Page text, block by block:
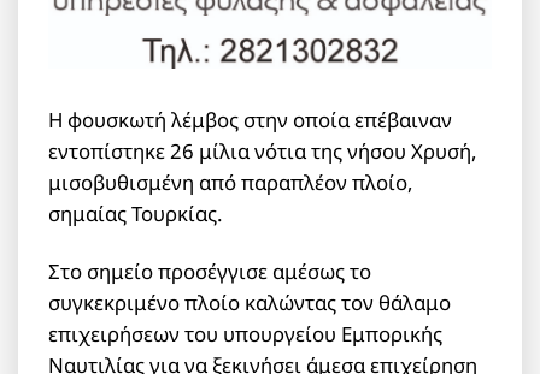
Η φουσκωτή λέμβος στην οποία επέβαιναν
εντοπίστηκε 26 μίλια νότια της νήσου Χρυσή,
μισοβυθισμένη από παραπλέον πλοίο,
σημαίας Τουρκίας.
Στο σημείο προσέγγισε αμέσως το
συγκεκριμένο πλοίο καλώντας τον θάλαμο
επιχειρήσεων του υπουργείου Εμπορικής
Ναυτιλίας για να ξεκινήσει άμεσα επιχείρηση